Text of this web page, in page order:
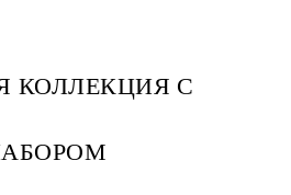
КОЛЛЕКЦИЯ С